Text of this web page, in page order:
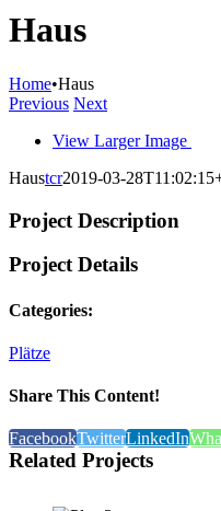
Haus
Home•Haus
Previous Next
View Larger Image
Haustcr2019-03-
Project Description
Project Details
Categories:
Plätze
Share This Content!
FacebookTwitterLinkedIn
Related Projects